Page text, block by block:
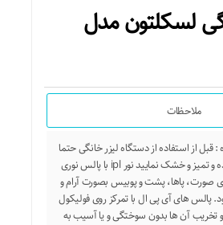
لسکلتون مدل
ملاحظات
قبل از استفاده از دستگاه لیزر خانگی حتما
سطح پوست را شیو کرده و تمیز و خشک نمایید نور ipl با پالس نوری
پاها، پشت و پوبیس بصورت آرام و
پالس های آی پی ال با تمرکز روی فولیکول
تخریب آن ها بدون سوختگی و یا آسیب به